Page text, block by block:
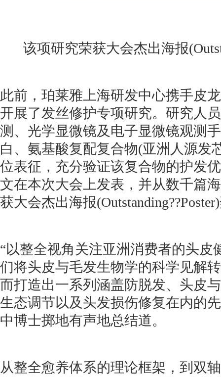
该项研究荣获大会杰出海报
此前，珀莱雅上海研发中心携手皮
开展了发丝修护专项研究。研究人
测、光学显微镜及电子显微镜观测
白、氨基酸复配复合物(亚洲人源发
位表征，充分验证该复合物的护发
文在本次大会上发表，并从数千篇
获大会杰出海报
“以整全视角关注亚洲消费者的头皮
们将头皮与毛发生物学的科学见解
而打造出一系列涵盖防脱发、头皮
生态调节以及头发损伤修复在内的
中博士掷地有声地总结道。
从整全愈养体系的理论框架，到双